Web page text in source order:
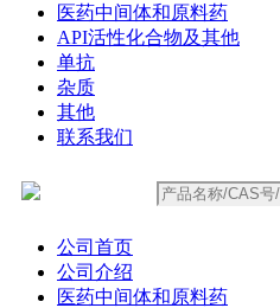
医药中间体和原料药
API活性化合物及其他
单抗
杂质
其他
联系我们
公司首页
公司介绍
医药中间体和原料药